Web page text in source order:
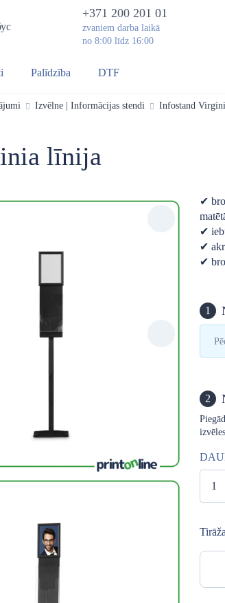
+371 200 201 01
zvaniem darba laikā
no 8:00 līdz 16:00
Palīdzība DTF
Izvēlne | Informācijas stendi Infostand
līnija
✔
✔
✔
✔
1
2
Tirāža